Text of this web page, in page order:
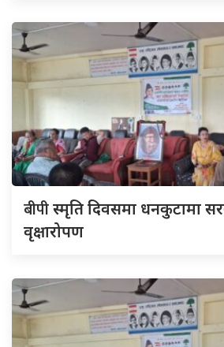
बीपीस्मृति दिवसमा धनकुटामा
वृक्षारोपण